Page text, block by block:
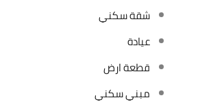
شقة سكني
عيادة
قطعة ارض
مبني سكني